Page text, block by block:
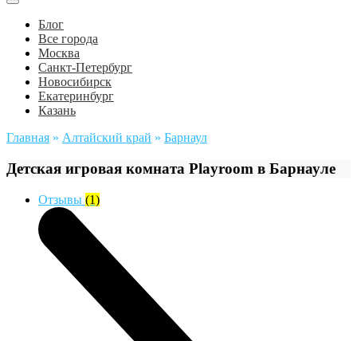
Блог
Все города
Москва
Санкт-Петербург
Новосибирск
Екатеринбург
Казань
Главная » Алтайский край » Барнаул
Детская игровая комната Playroom в Барнауле
Отзывы (1)